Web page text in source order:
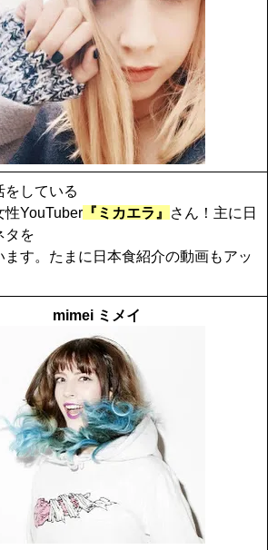
をしている
性YouTuber 『ミカエラ』
さん！主に日
タを
ます。たまに日本食紹介の動画もアッ
mimei ミメイ